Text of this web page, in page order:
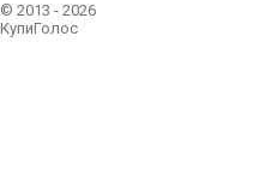
© 2013 - 2026
КупиГолос